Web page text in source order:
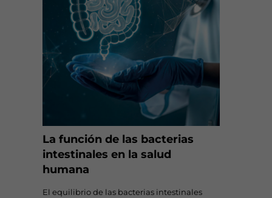
La función de las bacterias
intestinales en la salud
humana
El equilibrio de las bacterias intestinales